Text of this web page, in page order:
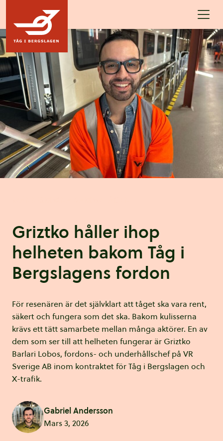
Hoppa till innehållet
Griztko håller ihop
helheten bakom Tåg i
Bergslagens fordon
För resenären är det självklart att tåget ska vara rent,
säkert och fungera som det ska. Bakom kulisserna
krävs ett tätt samarbete mellan många aktörer. En av
dem som ser till att helheten fungerar är Griztko
Barlari Lobos, fordons- och underhållschef på VR
Sverige AB inom kontraktet för Tåg i Bergslagen och
X-trafik.
Gabriel Andersson
Mars 3, 2026